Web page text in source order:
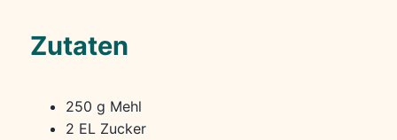
Zutaten
250 g Mehl
2 EL Zucker